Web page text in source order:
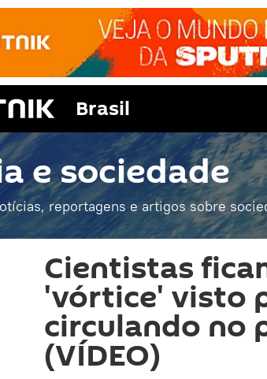
Brasil
e sociedade
reportagens e artigos sobre
Cientistas
'vórtice' visto
circulando no
(VÍDEO)